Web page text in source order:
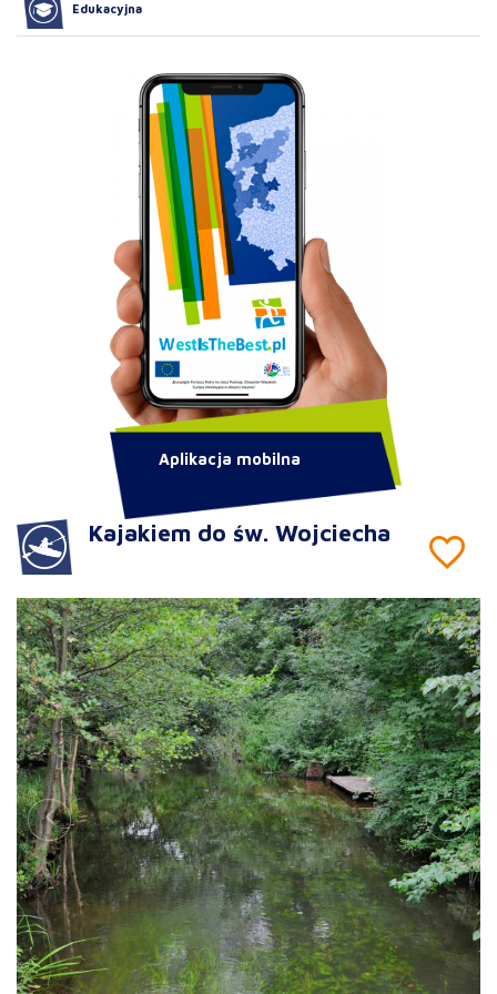
Kajakiem do św. Wojciecha
Edukacyjna
Aplikacja mobilna